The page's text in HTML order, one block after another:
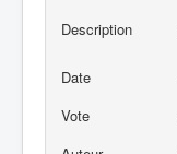
Description
Date
Vote